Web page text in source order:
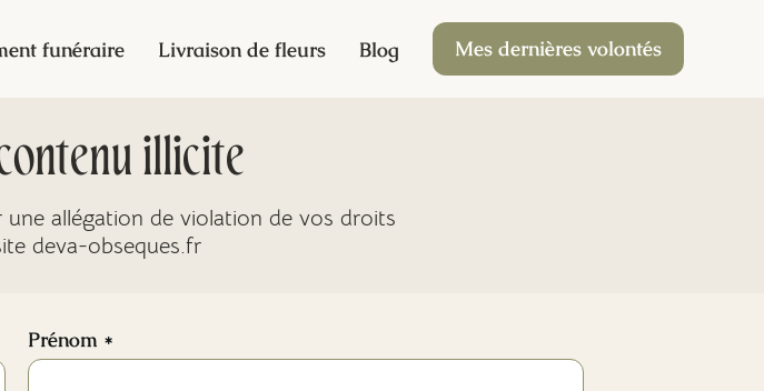
funéraire Livraison de fleurs Blog Mes dernières volontés
illicite
allégation de violation de vos droits
deva-obseques.fr
Prénom *